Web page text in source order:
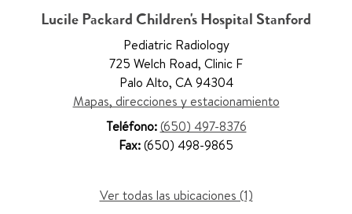
Lucile Packard Children's Hospital Stanford
Pediatric Radiology
725 Welch Road, Clinic F
Palo Alto, CA 94304
Mapas, direcciones y estacionamiento
Teléfono:(650) 497-8376
Fax:(650) 498-9865
Ver todas las ubicaciones (1)